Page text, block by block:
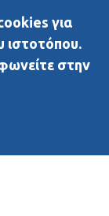
για
ιστοτόπου.
στην